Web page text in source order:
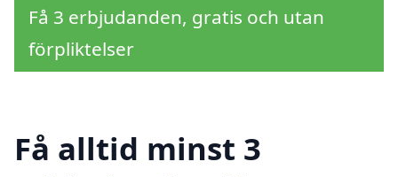
Få 3 erbjudanden, gratis och utan
förpliktelser
Få alltid minst 3